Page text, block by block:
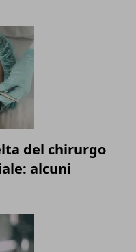
del chirurgo
alcuni